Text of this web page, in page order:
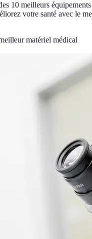
10 meilleurs
votre santé avec le
matériel médical